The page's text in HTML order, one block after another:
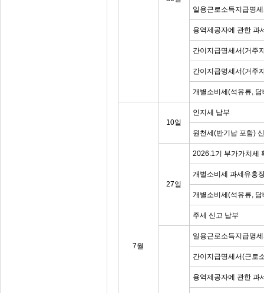
일용근로소득지급명
용역제공자에 관한 과
간이지급명세서(거주
간이지급명세서(거주
개별소비세(석유류, 담
7월
10일
인지세 납부
원천세(반기납 포함)
27일
2026.1기 부가가치세
개별소비세 과세유흥
개별소비세(석유류,
주세 신고 납부
일용근로소득지급명
간이지급명세서(근로
용역제공자에 관한 과